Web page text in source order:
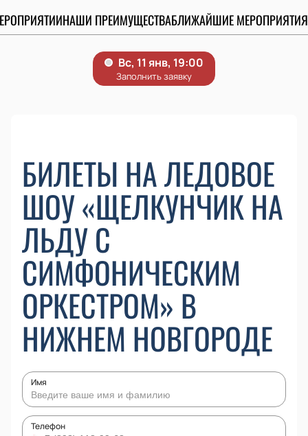
НАШИ ПРЕИМУЩЕСТВАБЛИЖАЙШИЕ МЕРОПРИЯТИЯ
БИЛЕТЫ НА ЛЕДОВОЕ
ШОУ «ЩЕЛКУНЧИК НА
ЛЬДУ С
СИМФОНИЧЕСКИМ
ОРКЕСТРОМ» В
НИЖНЕМ НОВГОРОДЕ
Имя
Телефон